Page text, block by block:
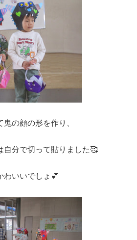
の顔の形を作り、
自分で切って貼りました🥰
わいいでしょ💕